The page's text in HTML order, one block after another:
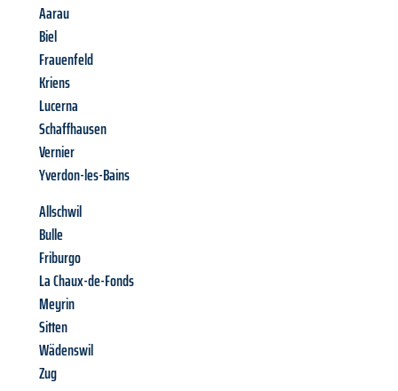
Aarau
Biel
Frauenfeld
Kriens
Lucerna
Schaffhausen
Vernier
Yverdon-les-Bains
Allschwil
Bulle
Friburgo
La Chaux-de-Fonds
Meyrin
Sitten
Wädenswil
Zug